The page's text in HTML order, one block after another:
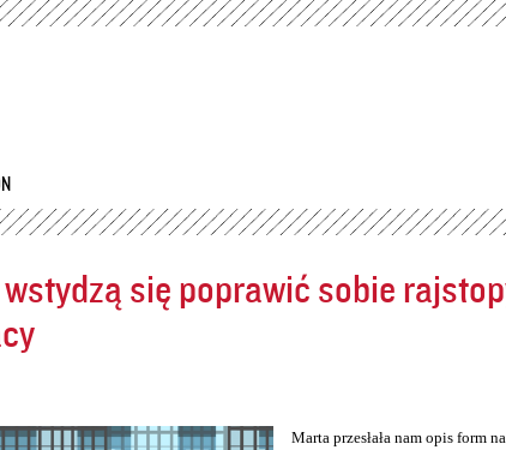
Przejdź
się poprawić sobie
Marta przesłała nam opis form